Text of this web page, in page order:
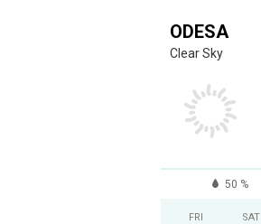
ODESA
Clear Sky
50 %
FRI SAT